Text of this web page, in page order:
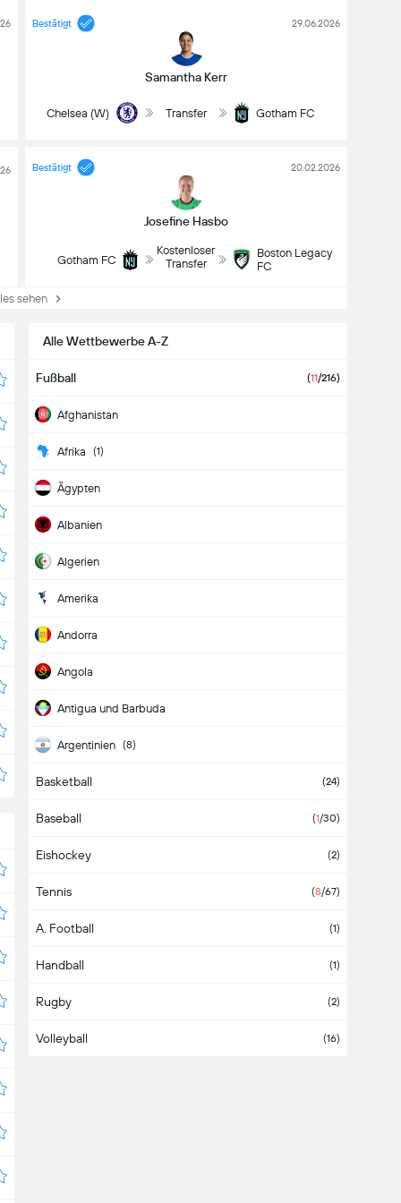
Bestätigt
Samantha Kerr
29.06.2026
Chelsea (W) Transfer Gotham FC
Bestätigt
Josefine Hasbo
20.02.2026
Gotham FC
Kostenloser
Transfer
Boston Legacy
FC
sehen
Alle Wettbewerbe A-Z
Fußball (11/216)
Afghanistan
Afrika (1)
Ägypten
Albanien
Algerien
Amerika
Andorra
Angola
Antigua und Barbuda
Argentinien (8)
Armenien
Basketball (24)
Baseball (1/30)
Eishockey (2)
Tennis (8/67)
A. Football (1)
Handball (1)
Rugby (2)
Volleyball (16)